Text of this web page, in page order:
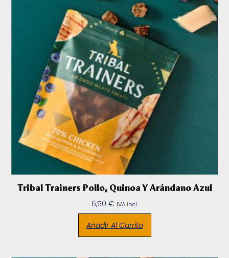
Tribal Trainers Pollo, Quinoa Y Arándano Azul
6,50 € IVA incl.
Añadir Al Carrito